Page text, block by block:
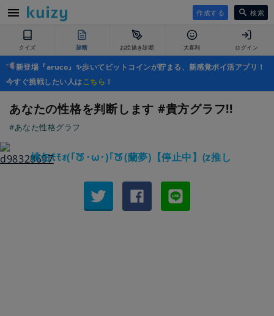
作成する 検索
クイズ 診断 お絵描き診断 大喜利 ログイン
新登場『aruco』✨歩いてビットコインが貯まる、新感覚ポイ活アプリ！
今すぐ挑戦したい人はこちら ！
あなたの性格を判断します #貴方グラフ!!
#あなた性格グラフ
桃缶ﾓﾓｫ(｢🍑･ω･)｢🍑(蘭夢)【停止中】(z推し